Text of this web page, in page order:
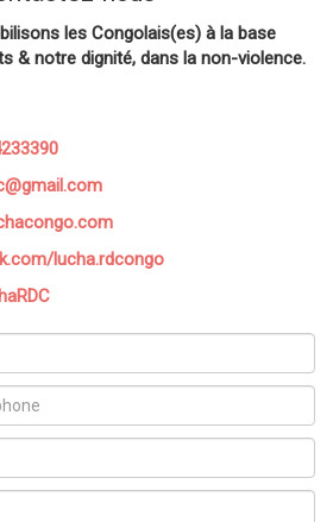
les Congolais(es) à la base
& notre dignité, dans la non-violence.
lucha.rdcongo